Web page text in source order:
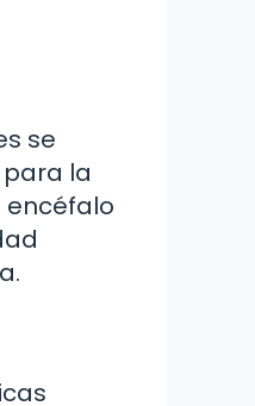
se
la
encéfalo